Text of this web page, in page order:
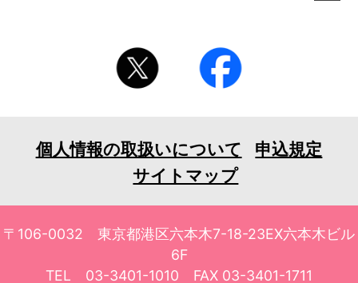
個人情報の取扱いについて
申込規定
サイトマップ
〒106-0032 東京都港区六本木7-18-23EX六本木ビル
6F
TEL 03-3401-1010 FAX 03-3401-1711